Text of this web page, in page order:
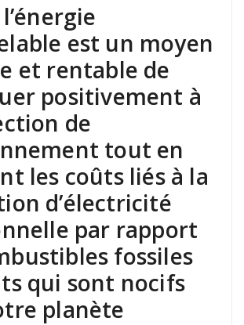
est un moyen
et rentable de
positivement à
de
tout en
les coûts liés à la
d’électricité
par rapport
fossiles
qui sont nocifs
planète